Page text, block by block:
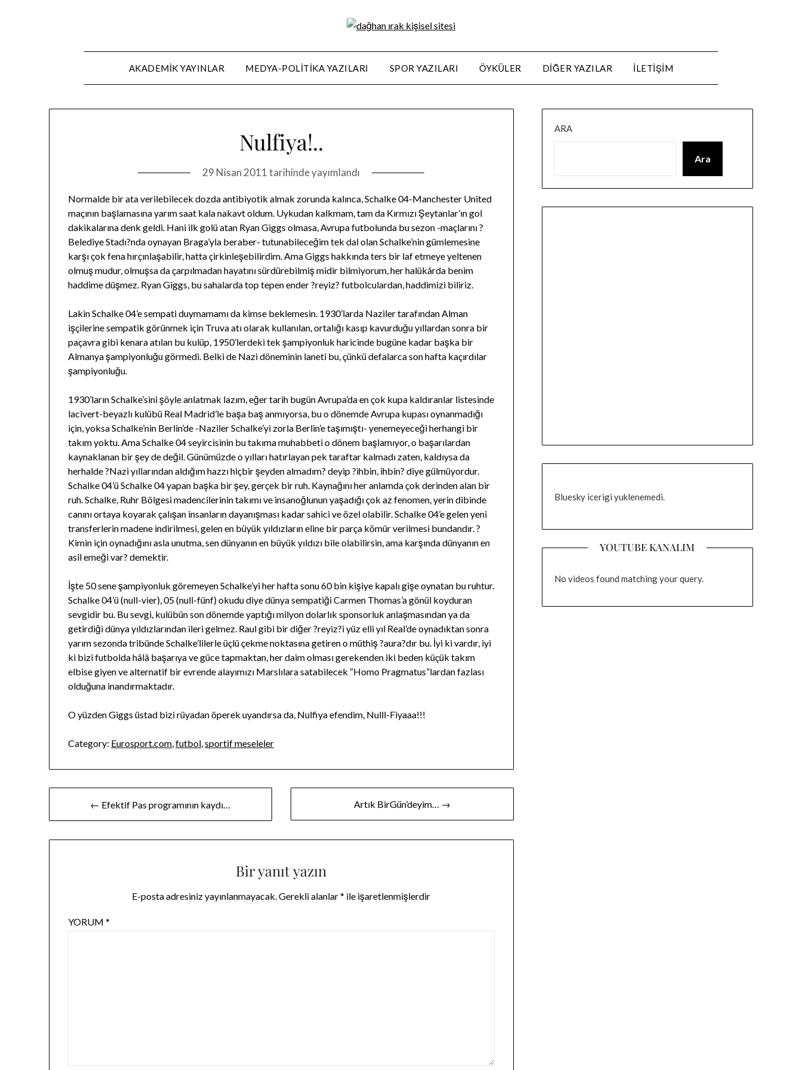
AKADEMIK YAYINLAR MEDYA-POLITIKA YAZILARI SPOR YAZILARI ÖYKÜLER DIĞER YAZILAR ILETIŞIM
Nulfiya!..
29 Nisan 2011tarihinde yayımlandı
Normalde bir ata verilebilecek dozda antibiyotik almak zorunda kalınca, Schalke 04-Manchester United
maçının başlamasına yarım saat kala nakavt oldum. Uykudan kalkmam, tam da Kırmızı Şeytanlar’ın gol
dakikalarına denk geldi. Hani ilk golü atan Ryan Giggs olmasa, Avrupa futbolunda bu sezon -maçlarını ?
Belediye Stadı?nda oynayan Braga’yla beraber- tutunabileceğim tek dal olan Schalke’nin gümlemesine
karşı çok fena hırçınlaşabilir, hatta çirkinleşebilirdim. Ama Giggs hakkında ters bir laf etmeye yeltenen
olmuş mudur, olmuşsa da çarpılmadan hayatını sürdürebilmiş midir bilmiyorum, her halükârda benim
haddime düşmez. Ryan Giggs, bu sahalarda top tepen ender ?reyiz? futbolculardan, haddimizi biliriz.
Lakin Schalke 04’e sempati duymamamı da kimse beklemesin. 1930’larda Naziler tarafından Alman
işçilerine sempatik görünmek için Truva atı olarak kullanılan, ortalığı kasıp kavurduğu yıllardan sonra bir
paçavra gibi kenara atılan bu kulüp, 1950’lerdeki tek şampiyonluk haricinde bugüne kadar başka bir
Almanya şampiyonluğu görmedi. Belki de Nazi döneminin laneti bu, çünkü defalarca son hafta kaçırdılar
şampiyonluğu.
1930’ların Schalke’sini şöyle anlatmak lazım, eğer tarih bugün Avrupa’da en çok kupa kaldıranlar listesinde
lacivert-beyazlı kulübü Real Madrid’le başa baş anmıyorsa, bu o dönemde Avrupa kupası oynanmadığı
için, yoksa Schalke’nin Berlin’de -Naziler Schalke’yi zorla Berlin’e taşımıştı- yenemeyeceği herhangi bir
takım yoktu. Ama Schalke 04 seyircisinin bu takıma muhabbeti o dönem başlamıyor, o başarılardan
kaynaklanan bir şey de değil. Günümüzde o yılları hatırlayan pek taraftar kalmadı zaten, kaldıysa da
herhalde ?Nazi yıllarından aldığım hazzı hiçbir şeyden almadım? deyip ?ihbin, ihbin? diye gülmüyordur.
Schalke 04’ü Schalke 04 yapan başka bir şey, gerçek bir ruh. Kaynağını her anlamda çok derinden alan bir
ruh. Schalke, Ruhr Bölgesi madencilerinin takımı ve insanoğlunun yaşadığı çok az fenomen, yerin dibinde
canını ortaya koyarak çalışan insanların dayanışması kadar sahici ve özel olabilir. Schalke 04’e gelen yeni
transferlerin madene indirilmesi, gelen en büyük yıldızların eline bir parça kömür verilmesi bundandır. ?
Kimin için oynadığını asla unutma, sen dünyanın en büyük yıldızı bile olabilirsin, ama karşında dünyanın en
asil emeği var? demektir.
İşte 50 sene şampiyonluk göremeyen Schalke’yi her hafta sonu 60 bin kişiye kapalı gişe oynatan bu ruhtur.
Schalke 04’ü (null-vier), 05 (null-fünf) okudu diye dünya sempatiği Carmen Thomas’a gönül koyduran
sevgidir bu. Bu sevgi, kulübün son dönemde yaptığı milyon dolarlık sponsorluk anlaşmasından ya da
getirdiği dünya yıldızlarından ileri gelmez. Raul gibi bir diğer ?reyiz?i yüz elli yıl Real’de oynadıktan sonra
yarım sezonda tribünde Schalke’lilerle üçlü çekme noktasına getiren o müthiş ?aura?dır bu. İyi ki vardır, iyi
ki bizi futbolda hâlâ başarıya ve güce tapmaktan, her daim olması gerekenden iki beden küçük takım
elbise giyen ve alternatif bir evrende alayımızı Marslılara satabilecek “Homo Pragmatus”lardan fazlası
olduğuna inandırmaktadır.
O yüzden Giggs üstad bizi rüyadan öperek uyandırsa da, Nulfiya efendim, Nulll-Fiyaaa!!!
Category: Eurosport.com,futbol,sportif meseleler
gezinmesi
← Efektif Pas programının kaydı… Artık BirGün’deyim… →
Bir yanıt yazın
E-posta adresiniz yayınlanmayacak. Gerekli alanlar* ile işaretlenmişlerdir
YORUM*
ARA
Ara
Bluesky icerigi yuklenemedi.
YOUTUBE KANALIM
No videos found matching your query.